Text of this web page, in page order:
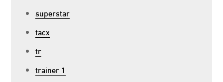
superstar
tacx
tr
trainer 1